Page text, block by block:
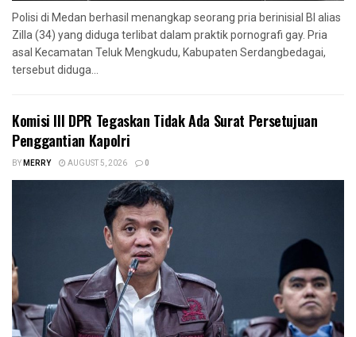
Polisi di Medan berhasil menangkap seorang pria berinisial BI alias
Zilla (34) yang diduga terlibat dalam praktik pornografi gay. Pria
asal Kecamatan Teluk Mengkudu, Kabupaten Serdangbedagai,
tersebut diduga...
Komisi III DPR Tegaskan Tidak Ada Surat Persetujuan
Penggantian Kapolri
BYMERRY AUGUST 5, 2026 0